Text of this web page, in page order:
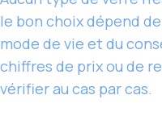
le bon choix dépend
mode de vie et du
chiffres de prix ou de
vérifier au cas par cas.